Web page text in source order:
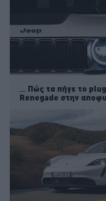
Πώς τα πήγε το
Renegade στην